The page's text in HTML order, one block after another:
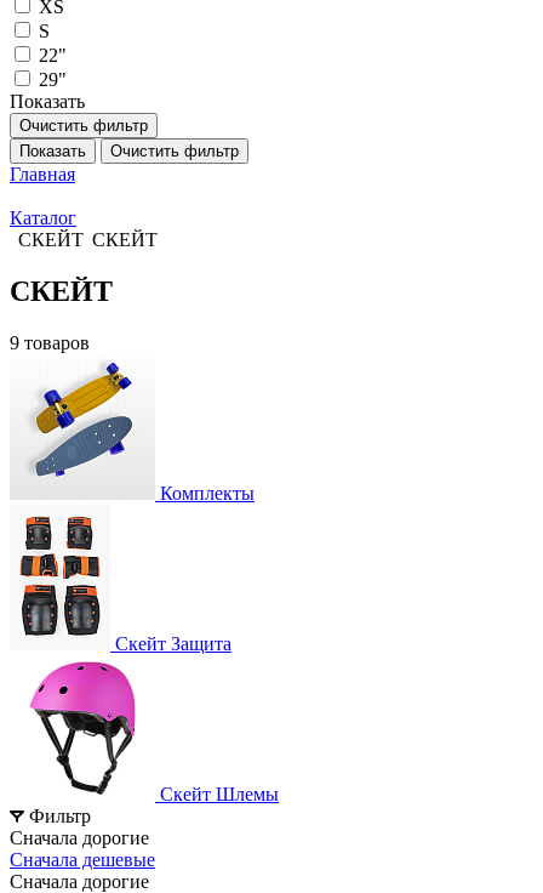
XS
S
22"
29"
Показать
Очистить фильтр
Показать
Очистить фильтр
Главная
Каталог
СКЕЙТ СКЕЙТ
СКЕЙТ
9 товаров
Комплекты
Скейт Защита
Скейт Шлемы
Фильтр
Сначала дорогие
Сначала дешевые
Сначала дорогие